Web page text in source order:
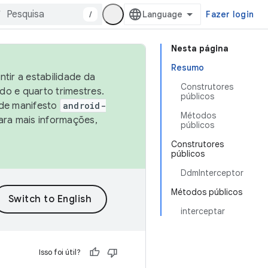
/ Fazer login
Nesta página
Resumo
Construtores
públicos
Métodos
públicos
Construtores
públicos
DdmInterceptor
Métodos públicos
interceptar
a estabilidade da
e quarto trimestres.
manifesto
android-
mais informações,
Isso foi útil?